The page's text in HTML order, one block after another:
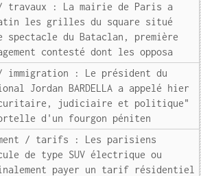
travaux : La mairie de Paris a
les grilles du square situé
du Bataclan, première
contesté dont les opposa
immigration : Le président du
Jordan BARDELLA a appelé hier
judiciaire et politique"
d'un fourgon péniten
/ tarifs : Les parisiens
de type SUV électrique ou
payer un tarif résidentiel